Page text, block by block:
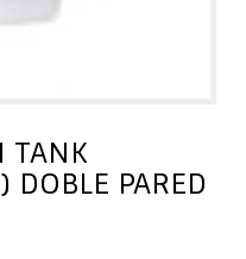
TANK
DOBLE PARED